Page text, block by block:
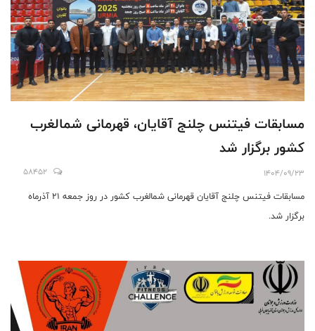
مسابقات فیتنس چلنج آقایان، قهرمانی شمالغرب
کشور برگزار شد
1404/09/23
58452
مسابقات فیتنس چلنج آقایان قهرمانی شمالغرب کشور در روز جمعه ۲۱ آذرماه
برگزار شد.